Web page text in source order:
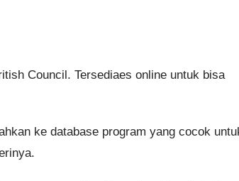
Council. Tersediaes online untuk bisa
ke database program yang cocok